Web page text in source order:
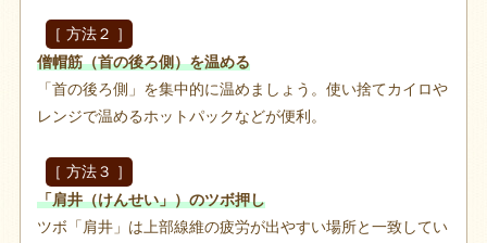
［ 方法２ ］
僧帽筋（首の後ろ側）を温める
「首の後ろ側」を集中的に温めましょう。使い捨てカイロや
レンジで温めるホットパックなどが便利。
［ 方法３ ］
「肩井（けんせい」）のツボ押し
ツボ「肩井」は上部線維の疲労が出やすい場所と一致してい